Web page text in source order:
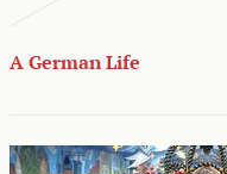
A German Life